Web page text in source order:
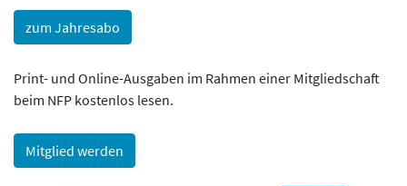
zum Jahresabo
Print- und Online-Ausgaben im Rahmen einer Mitgliedschaft
beim NFP kostenlos lesen.
Mitglied werden